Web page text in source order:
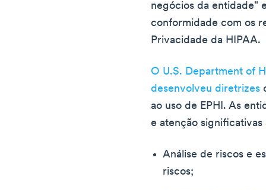
negócios da entidade"
conformidade com os
Privacidade da HIPAA.
O U.S. Department of
desenvolveu diretrizes
ao uso de EPHI. As
e atenção significativas
Análise de riscos e
riscos;